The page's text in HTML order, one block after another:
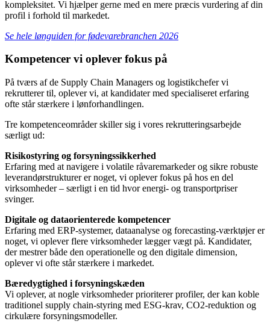
kompleksitet. Vi hjælper gerne med en mere præcis vurdering af din
profil i forhold til markedet.
Se hele lønguiden for fødevarebranchen 2026
Kompetencer vi oplever fokus på
På tværs af de Supply Chain Managers og logistikchefer vi
rekrutterer til, oplever vi, at kandidater med specialiseret erfaring
ofte står stærkere i lønforhandlingen.
Tre kompetenceområder skiller sig i vores rekrutteringsarbejde
særligt ud:
Risikostyring og forsyningssikkerhed
Erfaring med at navigere i volatile råvaremarkeder og sikre robuste
leverandørstrukturer er noget, vi oplever fokus på hos en del
virksomheder – særligt i en tid hvor energi- og transportpriser
svinger.
Digitale og dataorienterede kompetencer
Erfaring med ERP-systemer, dataanalyse og forecasting-værktøjer er
noget, vi oplever flere virksomheder lægger vægt på. Kandidater,
der mestrer både den operationelle og den digitale dimension,
oplever vi ofte står stærkere i markedet.
Bæredygtighed i forsyningskæden
Vi oplever, at nogle virksomheder prioriterer profiler, der kan koble
traditionel supply chain-styring med ESG-krav, CO2-reduktion og
cirkulære forsyningsmodeller.